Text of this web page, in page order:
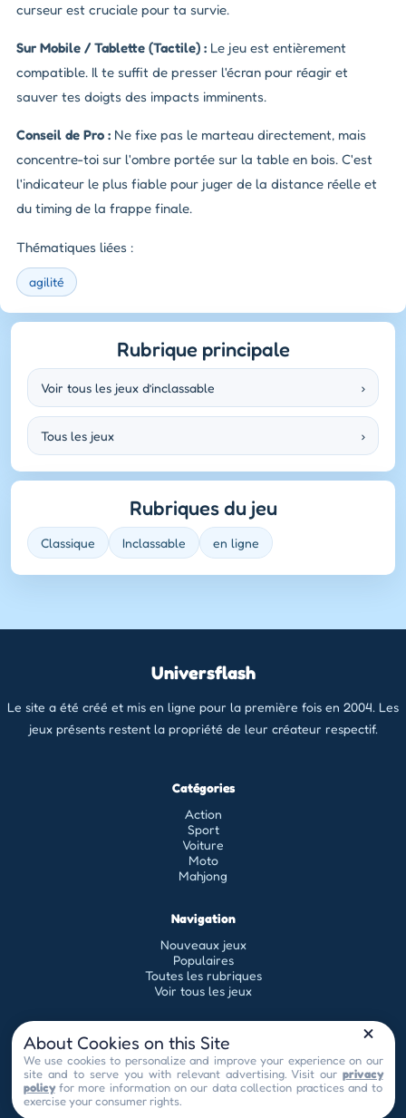
curseur est cruciale pour ta survie.
Sur Mobile / Tablette (Tactile) : Le jeu est entièrement
compatible. Il te suffit de presser l'écran pour réagir et
sauver tes doigts des impacts imminents.
Conseil de Pro : Ne fixe pas le marteau directement, mais
concentre-toi sur l'ombre portée sur la table en bois. C'est
l'indicateur le plus fiable pour juger de la distance réelle et
du timing de la frappe finale.
Thématiques liées :
agilité
Rubrique principale
Voir tous les jeux d’inclassable ›
Tous les jeux ›
Rubriques du jeu
Classique Inclassable en ligne
Universflash
Le site a été créé et mis en ligne pour la première fois en 2004. Les
jeux présents restent la propriété de leur créateur respectif.
Catégories
Action
Sport
Voiture
Moto
Mahjong
Navigation
Nouveaux jeux
Populaires
Toutes les rubriques
Voir tous les jeux
Légal
Conditions générales d'utilisation
Politique de confidentialité
contact[at]universflash.com
© 2026 by Universflash - Tous droits réservés
About Cookies on this Site
We use cookies to personalize and improve your experience on our
site and to serve you with relevant advertising. Visit our privacy
policyfor more information on our data collection practices and to
exercise your consumer rights.